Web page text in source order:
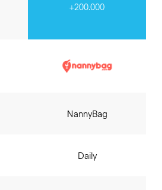
+200.000
NannyBag
Daily